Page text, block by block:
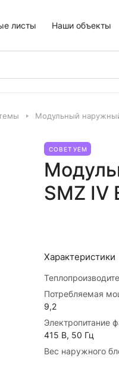
листы Наши объекты
Модульный
СОВЕТУЕМ
SMZ IV
Характеристики
Потребляемая
9,2
Электропитание
415 В, 50 Гц
Вес наружного